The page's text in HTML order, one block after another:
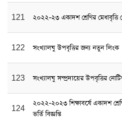
121 ২০২২-২৩ একাদশ শ্রেণির মেধাবৃত্তি
122 সংখ্যালঘু উপবৃত্তির জন্য নতুন লিংক
123 সংখ্যালঘু সম্প্রদায়ের উপবৃত্তির
124
২০২২-২০২৩ শিক্ষাবর্ষে একাদশ
ভর্তি বিজ্ঞপ্তি